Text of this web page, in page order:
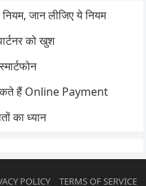
जान लीजिए ये नियम
को खुश
हैं Online Payment
का ध्यान
POLICY TERMS OF SERVICE